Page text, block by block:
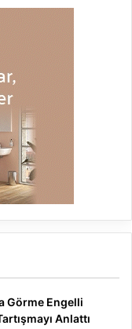
Görme Engelli
Anlattı